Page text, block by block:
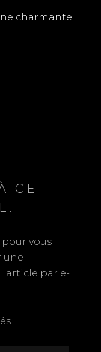
charmante
CE
pour vous
une
article par e-